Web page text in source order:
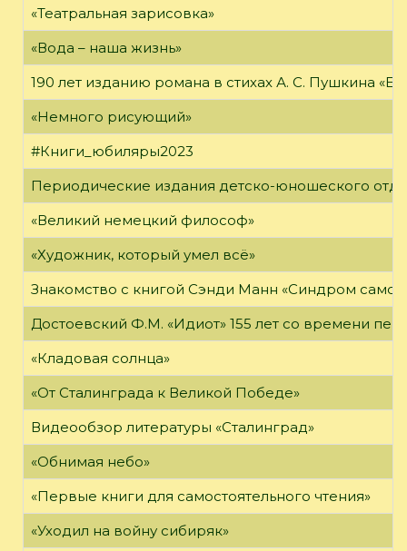
«Театральная зарисовка»
«Вода – наша жизнь»
190 лет изданию романа в стихах А. С. Пушкина
«Немного рисующий»
#Книги_юбиляры2023
Периодические издания детско-юношеского
«Великий немецкий философ»
«Художник, который умел всё»
Знакомство с книгой Сэнди Манн «Синдром
Достоевский Ф.М. «Идиот» 155 лет со времени
«Кладовая солнца»
«От Сталинграда к Великой Победе»
Видеообзор литературы «Сталинград»
«Обнимая небо»
«Первые книги для самостоятельного чтения»
«Уходил на войну сибиряк»